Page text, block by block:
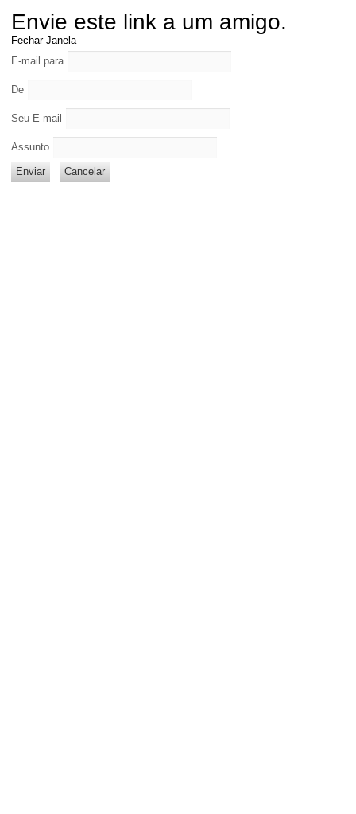
Envie este link a um amigo.
Fechar Janela
E-mail para
De
Seu E-mail
Assunto
Enviar Cancelar